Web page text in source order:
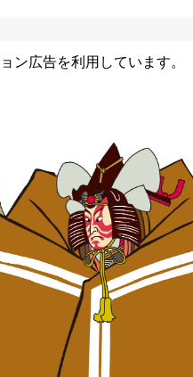
ン広告を利用しています。